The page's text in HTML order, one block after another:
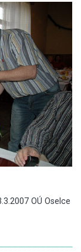
OÚ Oselce